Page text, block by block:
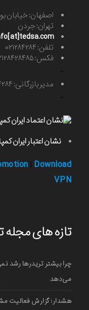
اصفهان: خیابان
تهران: جردن
تلفن: ۰۲۱۲۸۴۲۸۴
فکس: ۰۲۱۲۸۴۲۸۴۸۵
مدیر بازرگانی: ۰۹۳۳۰۰۴۴۲۸۴
نشان اعتبار ایران
Download
VPN
تازه های مجله
می‌دهد
هشدار: گزارش فعالیت